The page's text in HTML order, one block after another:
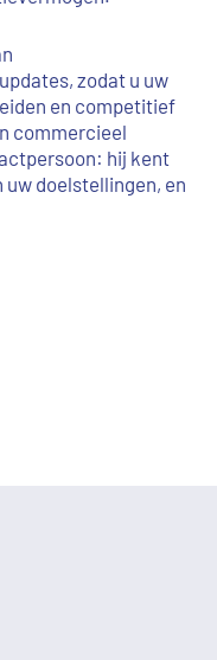
zodat u uw
en competitief
commercieel
hij kent
uw doelstellingen, en